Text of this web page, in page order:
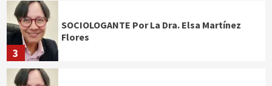
3
SOCIOLOGANTE Por La Dra. Elsa Martínez
Flores